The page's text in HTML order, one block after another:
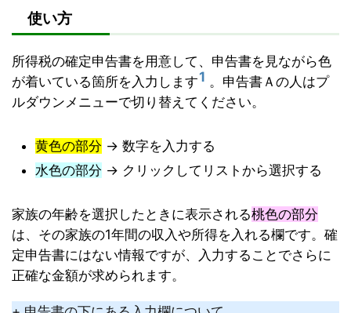
使い方
所得税の確定申告書を用意して、申告書を見ながら色
が着いている箇所を入力します1 。申告書Ａの人はプ
ルダウンメニューで切り替えてください。
黄色の部分 → 数字を入力する
水色の部分 → クリックしてリストから選択する
家族の年齢を選択したときに表示される桃色の部分
は、その家族の1年間の収入や所得を入れる欄です。確
定申告書にはない情報ですが、入力することでさらに
正確な金額が求められます。